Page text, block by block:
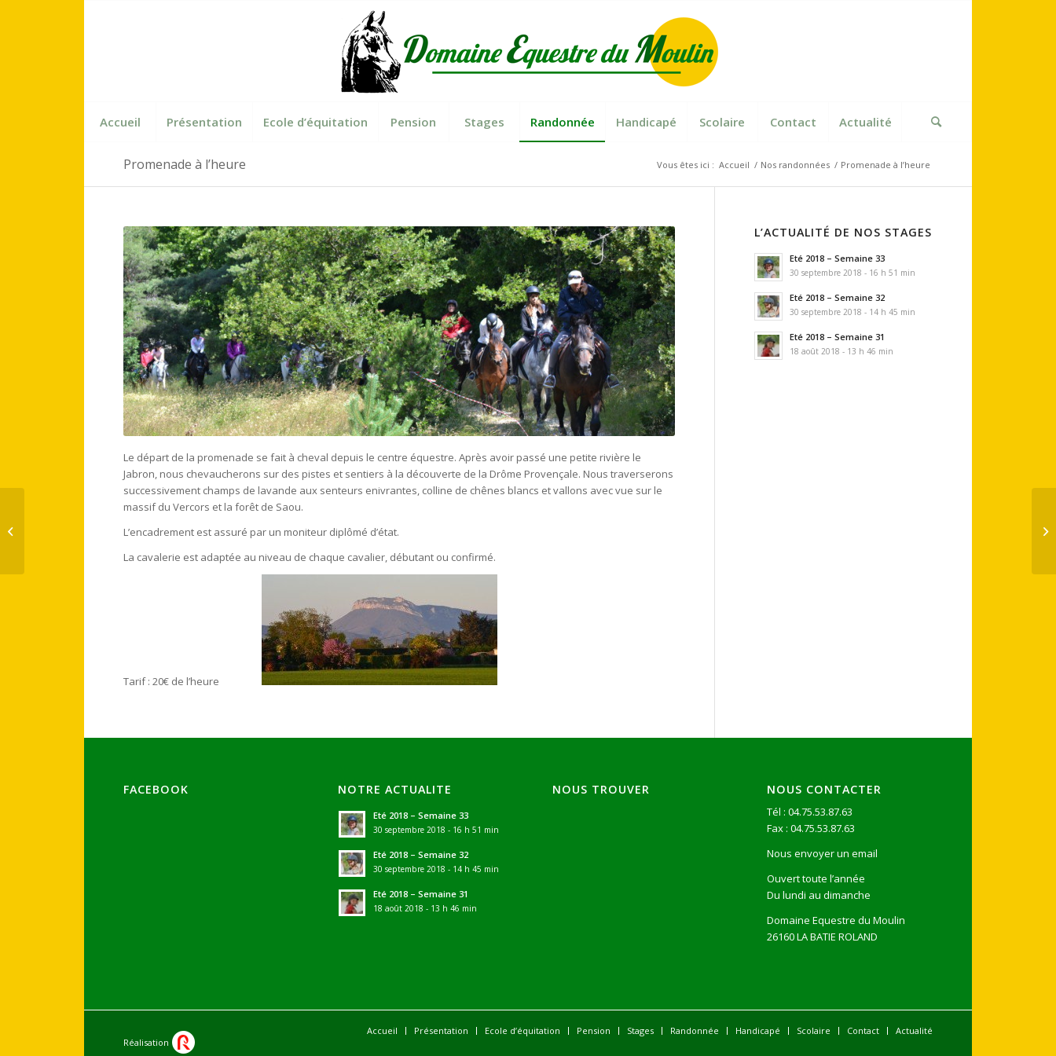
Accueil Présentation Ecole d’équitation Pension Stages Randonnée Handicapé Scolaire Contact Actualité
Promenade à l’heure Vous êtes ici : Accueil / Nos randonnées / Promenade à l’heure
Le départ de la promenade se fait à cheval depuis le centre équestre. Après avoir passé une petite rivière le
Jabron, nous chevaucherons sur des pistes et sentiers à la découverte de la Drôme Provençale. Nous traverserons
successivement champs de lavande aux senteurs enivrantes, colline de chênes blancs et vallons avec vue sur le
massif du Vercors et la forêt de Saou.
L’encadrement est assuré par un moniteur diplômé d’état.
La cavalerie est adaptée au niveau de chaque cavalier, débutant ou confirmé.
Tarif : 20€ de l’heure
L’ACTUALITÉ DE NOS STAGES
Eté 2018 – Semaine 33
30 septembre 2018 - 16 h 51 min
Eté 2018 – Semaine 32
30 septembre 2018 - 14 h 45 min
Eté 2018 – Semaine 31
18 août 2018 - 13 h 46 min
FACEBOOK NOTRE ACTUALITE
Eté 2018 – Semaine 33
30 septembre 2018 - 16 h 51 min
Eté 2018 – Semaine 32
30 septembre 2018 - 14 h 45 min
Eté 2018 – Semaine 31
18 août 2018 - 13 h 46 min
NOUS TROUVER NOUS CONTACTER
Tél : 04.75.53.87.63
Fax : 04.75.53.87.63
Nous envoyer un email
Ouvert toute l’année
Du lundi au dimanche
Domaine Equestre du Moulin
26160 LA BATIE ROLAND
Réalisation
Accueil Présentation Ecole d’équitation Pension Stages Randonnée Handicapé Scolaire Contact Actualité
Promenade en main